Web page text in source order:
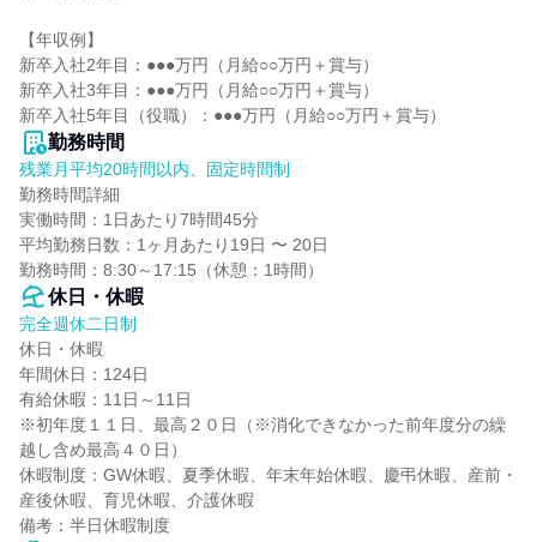
【年収例】
新卒入社2年目：●●●万円（月給○○万円＋賞与）
新卒入社3年目：●●●万円（月給○○万円＋賞与）
新卒入社5年目（役職）：●●●万円（月給○○万円＋賞与）
勤務時間
残業月平均20時間以内、固定時間制
勤務時間詳細
実働時間：1日あたり7時間45分
平均勤務日数：1ヶ月あたり19日 〜 20日
勤務時間：8:30～17:15（休憩：1時間）
休日・休暇
完全週休二日制
休日・休暇
年間休日：124日
有給休暇：11日～11日
※初年度１１日、最高２０日（※消化できなかった前年度分の繰
越し含め最高４０日）
休暇制度：GW休暇、夏季休暇、年末年始休暇、慶弔休暇、産前・
産後休暇、育児休暇、介護休暇
備考：半日休暇制度